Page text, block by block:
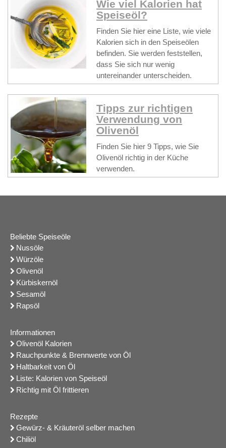
Wie viel Kalorien hat
Speiseöl?
Finden Sie hier eine Liste, wie viele
Kalorien sich in den Speiseölen
befinden. Sie werden feststellen,
dass Sie sich nur wenig
untereinander unterscheiden.
Tipps zur richtigen
Verwendung von
Olivenöl
Finden Sie hier 9 Tipps, wie Sie
Olivenöl richtig in der Küche
verwenden.
Beliebte Speiseöle
Nussöle
Würzöle
Olivenöl
Kürbiskernöl
Sesamöl
Rapsöl
Informationen
Olivenöl Kalorien
Rauchpunkte & Brennwerte von Öl
Haltbarkeit von Öl
Liste: Kalorien von Speiseöl
Richtig mit Öl frittieren
Rezepte
Gewürz- & Kräuteröl selber machen
Chiliöl